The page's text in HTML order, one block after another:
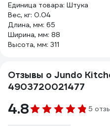
Единица товара: Штука
Вес, кг: 0.04
Длина, мм: 65
Ширина, мм: 88
Высота, мм: 311
Отзывы о Jundo
4903720021477
4.8 5